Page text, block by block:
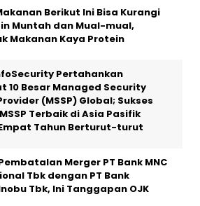
Berikut Ini Bisa Kurangi
Muntah dan Mual-mual,
Makanan Kaya Protein
Pertahankan
10 Besar Managed Security
(MSSP) Global; Sukses
Terbaik di Asia Pasifik
Tahun Berturut-turut
Merger PT Bank MNC
Tbk dengan PT Bank
Tbk, Ini Tanggapan OJK